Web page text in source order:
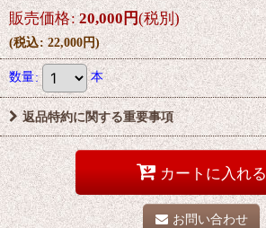
販売価格: 20,000円(税別)
(税込: 22,000円)
数量: 本
返品特約に関する重要事項
カートに入れる
お問い合わせ